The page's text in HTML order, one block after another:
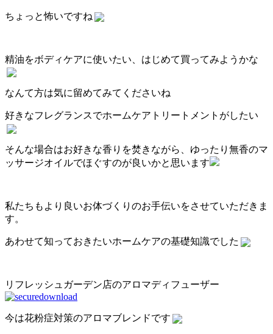
ちょっと怖いですね
精油をボディケアに使いたい、はじめて買ってみようかな
なんて方は気に留めてみてくださいね
好きなフレグランスでホームケアトリートメントがしたい
そんな場合はお好きな香りを焚きながら、ゆったり無香のマ
ッサージオイルでほぐすのが良いかと思います
私たちもより良いお体づくりのお手伝いをさせていただきま
す。
あわせて知っておきたいホームケアの基礎知識でした
リフレッシュガーデン店のアロマディフューザー
今は花粉症対策のアロマブレンドです